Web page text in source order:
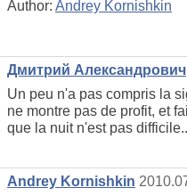
Author: Andrey Kornishkin
Дмитрий Александрович
Un peu n'a pas compris la
ne montre pas de profit, et
que la nuit n'est pas
Andrey Kornishkin